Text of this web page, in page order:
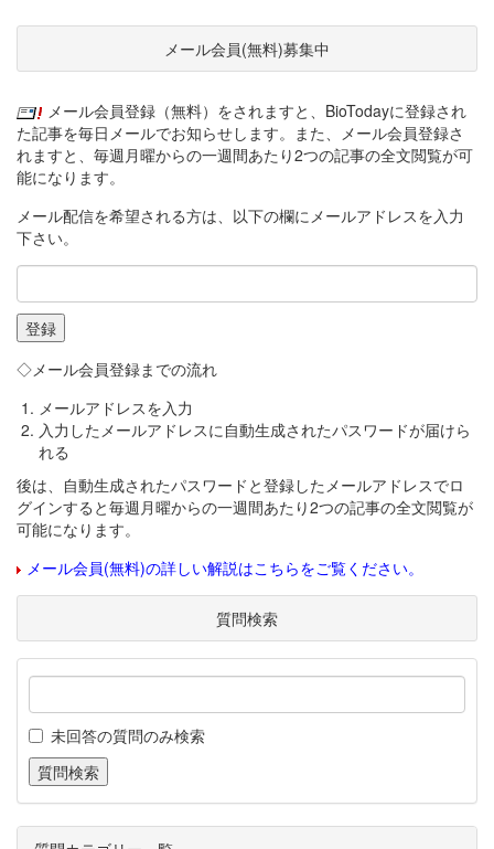
メール会員(無料)募集中
メール会員登録（無料）をされますと、BioTodayに登録され
た記事を毎日メールでお知らせします。また、メール会員登録さ
れますと、毎週月曜からの一週間あたり2つの記事の全文閲覧が可
能になります。
メール配信を希望される方は、以下の欄にメールアドレスを入力
下さい。
◇メール会員登録までの流れ
メールアドレスを入力
入力したメールアドレスに自動生成されたパスワードが届けら
れる
後は、自動生成されたパスワードと登録したメールアドレスでロ
グインすると毎週月曜からの一週間あたり2つの記事の全文閲覧が
可能になります。
メール会員(無料)の詳しい解説はこちらをご覧ください。
質問検索
未回答の質問のみ検索